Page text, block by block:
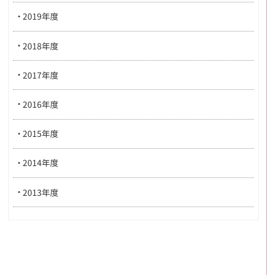
2019年度
2018年度
2017年度
2016年度
2015年度
2014年度
2013年度